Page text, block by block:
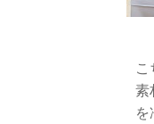
こ
素
を